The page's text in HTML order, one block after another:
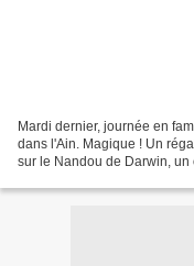
Mardi dernier, journée en
dans l'Ain. Magique ! Un
sur le Nandou de Darwin,